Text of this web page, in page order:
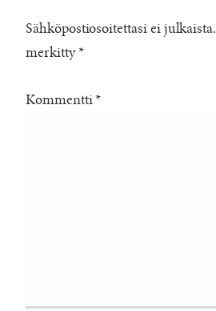
Sähköpostiosoitettasi ei julkaista.
merkitty *
Kommentti *